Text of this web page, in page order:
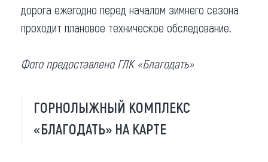
дорога ежегодно перед началом зимнего сезона
проходит плановое техническое обследование.
Фото предоставлено ГЛК «Благодать»
ГОРНОЛЫЖНЫЙ КОМПЛЕКС
«БЛАГОДАТЬ» НА КАРТЕ